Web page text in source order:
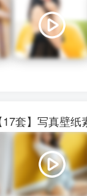
套】写真壁纸